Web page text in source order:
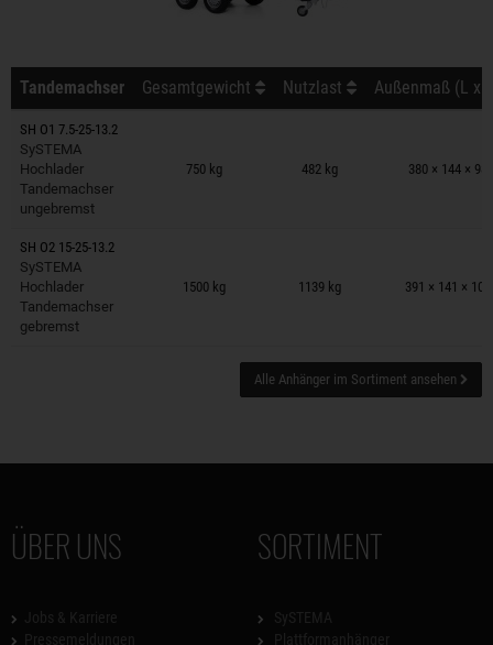
Tandemachser Gesamtgewicht Nutzlast Außenmaß (L x
SH O1 7.5-25-13.2
SySTEMA
Hochlader
Tandemachser
ungebremst
750 kg 482 kg 380 × 144 × 98
Anhänger auf Merkzettel
SH O2 15-25-13.2
SySTEMA
Hochlader
Tandemachser
gebremst
1500 kg 1139 kg 391 × 141 ×
Anhänger auf Merkzettel
Alle Anhänger im Sortiment ansehen
ÜBER UNS SORTIMENT